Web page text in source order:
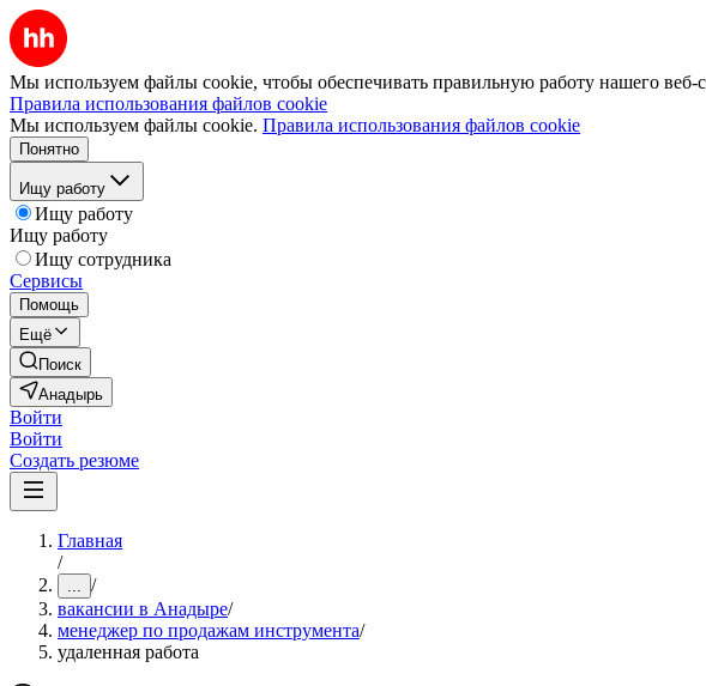
Мы используем файлы cookie, чтобы обеспечивать правильную работу нашего веб-
Правила использования файлов cookie
Мы используем файлы cookie. Правила использования файлов cookie
Понятно
Ищу работу
Ищу работу
Ищу работу
Ищу сотрудника
Сервисы
Помощь
Ещё
Поиск
Анадырь
Войти
Войти
Создать резюме
Главная
/
... /
вакансии в Анадыре/
менеджер по продажам инструмента/
удаленная работа